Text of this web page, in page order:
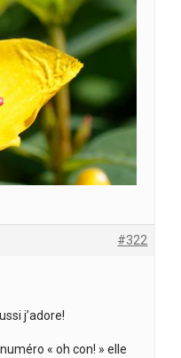
#322
j’adore!
« oh con! » elle